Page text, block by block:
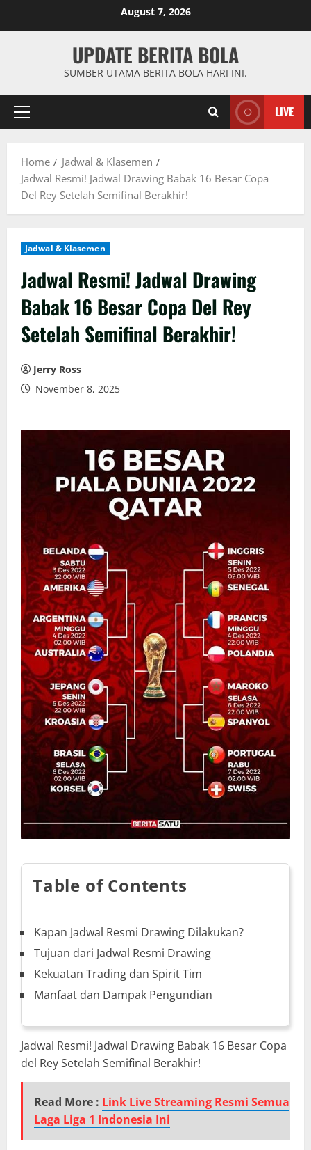
August 7, 2026
UPDATE BERITA BOLA
SUMBER UTAMA BERITA BOLA HARI INI.
Primary
LIVE
Home
Jadwal & Klasemen
Jadwal Resmi! Jadwal Drawing Babak 16 Besar Copa
Del Rey Setelah Semifinal Berakhir!
Jadwal & Klasemen
Jadwal Resmi! Jadwal Drawing
Babak 16 Besar Copa Del Rey
Setelah Semifinal Berakhir!
Jerry Ross
November 8, 2025
Table of Contents
Kapan Jadwal Resmi Drawing Dilakukan?
Tujuan dari Jadwal Resmi Drawing
Kekuatan Trading dan Spirit Tim
Manfaat dan Dampak Pengundian
Jadwal Resmi! Jadwal Drawing Babak 16 Besar Copa
del Rey Setelah Semifinal Berakhir!
Read More : Link Live Streaming Resmi Semua
Laga Liga 1 Indonesia Ini